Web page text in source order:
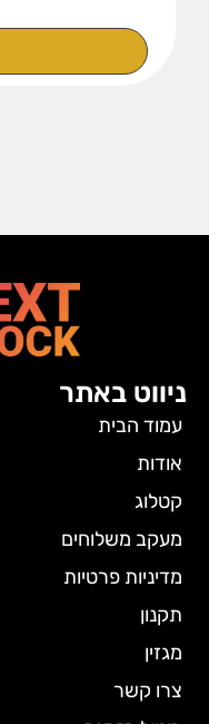
ניווט באתר
עמוד הבית
אודות
קטלוג
מעקב משלוחים
מדיניות פרטיות
תקנון
מגזין
צרו קשר